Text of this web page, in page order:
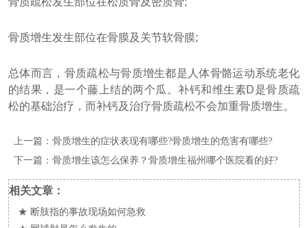
骨质增生发生部位在骨膜及关节软骨膜;
总体而言，骨质疏松与骨质增生都是人体骨骼运动系统老化
的结果，是一个藤上结的两个瓜。补钙和维生素D是骨质疏
松的基础治疗，而补钙及治疗骨质疏松不会加重骨质增生。
上一篇：骨质增生的症状表现有哪些?骨质增生的危害有哪些?
下一篇：骨质增生该怎么保养？骨质增生福州哪个医院看的好?
相关文章：
★ 断肢指的事故现场如何急救